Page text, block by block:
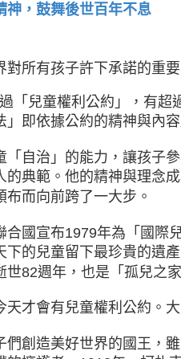
神，鼓舞後世百年不息
所有孩子許下承諾的重
「兒童權利公約」，有
即依據公約的精神與內
自治」的能力，讓孩子
的典範。他的精神與理念
而向前跨了一大步。
國宣布1979年為「國際
的兒童留下最珍貴的遺
82週年，也是「孤兒之
天才會有兒童權利公約。
創造美好世界的國王，